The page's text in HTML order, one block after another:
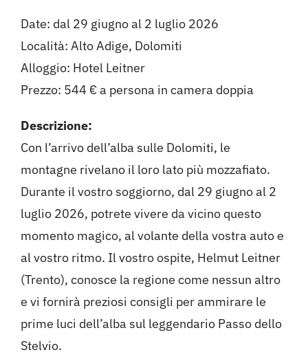
Date: dal 29 giugno al 2 luglio 2026
Località: Alto Adige, Dolomiti
Alloggio: Hotel Leitner
Prezzo: 544 € a persona in camera doppia
Descrizione:
Con l’arrivo dell’alba sulle Dolomiti, le
montagne rivelano il loro lato più mozzafiato.
Durante il vostro soggiorno, dal 29 giugno al 2
luglio 2026, potrete vivere da vicino questo
momento magico, al volante della vostra auto e
al vostro ritmo. Il vostro ospite, Helmut Leitner
(Trento), conosce la regione come nessun altro
e vi fornirà preziosi consigli per ammirare le
prime luci dell’alba sul leggendario Passo dello
Stelvio.